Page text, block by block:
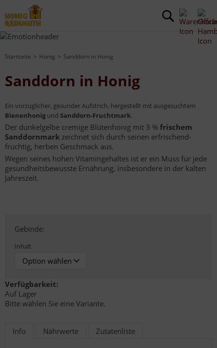
Startseite Honig Sanddorn in Honig
Sanddorn in Honig
Ein vorzüglicher, gesunder Aufstrich, hergestellt mit ausgesuchtem
Bienenhonig und Sanddorn-Fruchtmark.
Der dunkelgelbe cremige Blütenhonig mit 3 % frischem
Sanddornmark zeichnet sich durch seinen erfrischend-
fruchtig, herben Geschmack aus.
Wegen seines hohen Vitamingehaltes ist er ein Muss für jede
gesundheitsbewusste Ernährung, insbesondere in der kalten
Jahreszeit.
Gebinde:
Inhalt
Verfügbarkeit:
Auf Lager
Bitte wählen Sie eine Variante.
Info Nährwerte Zutatenliste